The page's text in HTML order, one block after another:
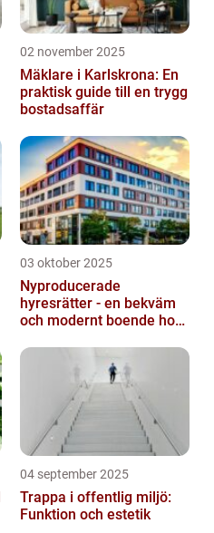
02 november 2025
Mäklare i Karlskrona: En
praktisk guide till en trygg
bostadsaffär
03 oktober 2025
Nyproducerade
hyresrätter - en bekväm
och modernt boende hos
nyproduktion
04 september 2025
Trappa i offentlig miljö:
Funktion och estetik